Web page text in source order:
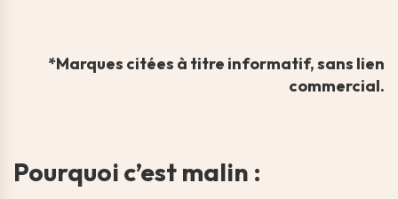
*Marques citées à titre informatif, sans lien
commercial.
Pourquoi c’est malin :